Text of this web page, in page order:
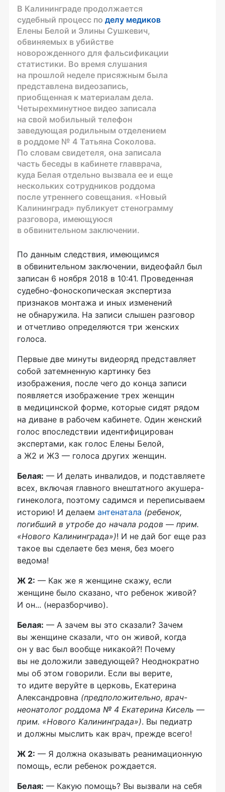
В Калининграде продолжается
судебный процесс по делу медиков
Елены Белой и Элины Сушкевич,
обвиняемых в убийстве
новорожденного для фальсификации
статистики. Во время слушания
на прошлой неделе присяжным была
представлена видеозапись,
приобщенная к материалам дела.
Четырехминутное видео записала
на свой мобильный телефон
заведующая родильным отделением
в роддоме № 4 Татьяна Соколова.
По словам свидетеля, она записала
часть беседы в кабинете главврача,
куда Белая отдельно вызвала ее и еще
нескольких сотрудников роддома
после утреннего совещания. «Новый
Калининград» публикует стенограмму
разговора, имеющуюся
в обвинительном заключении.
По данным следствия, имеющимся
в обвинительном заключении, видеофайл был
записан 6 ноября 2018 в 10:41. Проведенная
судебно-фоноскопическая экспертиза
признаков монтажа и иных изменений
не обнаружила. На записи слышен разговор
и отчетливо определяются три женских
голоса.
Первые две минуты видеоряд представляет
собой затемненную картинку без
изображения, после чего до конца записи
появляется изображение трех женщин
в медицинской форме, которые сидят рядом
на диване в рабочем кабинете. Один женский
голос впоследствии идентифицирован
экспертами, как голос Елены Белой,
а Ж2 и Ж3 — голоса других женщин.
Белая: — И делать инвалидов, и подставляете
всех, включая главного внештатного акушера-
гинеколога, поэтому садимся и переписываем
историю! И делаем антенатала (ребенок,
погибший в утробе до начала родов — прим.
«Нового Калининграда»)! И не дай бог еще раз
такое вы сделаете без меня, без моего
ведома!
Ж 2: — Как же я женщине скажу, если
женщине было сказано, что ребенок живой?
И он... (неразборчиво).
Белая: — А зачем вы это сказали? Зачем
вы женщине сказали, что он живой, когда
он у вас был вообще никакой?! Почему
вы не доложили заведующей? Неоднократно
мы об этом говорили. Если вы верите,
то идите веруйте в церковь, Екатерина
Александровна (предположительно, врач-
неонатолог роддома № 4 Екатерина Кисель —
прим. «Нового Калининграда»). Вы педиатр
и должны мыслить как врач, прежде всего!
Ж 2: — Я должна оказывать реанимационную
помощь, если ребенок рождается.
Белая: — Какую помощь? Вы вызвали на себя